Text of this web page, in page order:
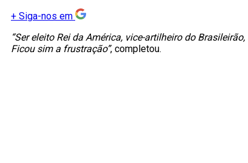
+ Siga-nos em
“Ser eleito Rei da América, vice-artilheiro do
Ficou sim a frustração”, completou.